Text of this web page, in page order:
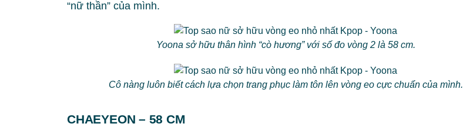
“nữ thần” của mình.
Yoona sở hữu thân hình “cò hương” với số đo vòng 2 là 58 cm.
Cô nàng luôn biết cách lựa chọn trang phục làm tôn lên vòng eo cực chuẩn của mình.
CHAEYEON – 58 CM